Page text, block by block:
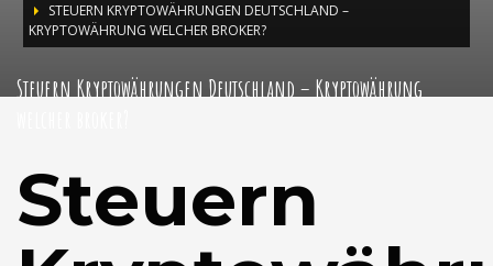
STEUERN KRYPTOWÄHRUNGEN DEUTSCHLAND –
KRYPTOWÄHRUNG WELCHER BROKER?
Steuern Kryptowährungen Deutschland – Kryptowährung
Steuern